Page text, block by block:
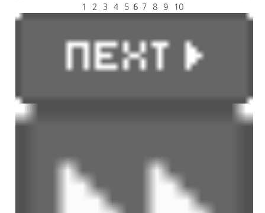
1 2 3 4 5 6 7 8 9 10